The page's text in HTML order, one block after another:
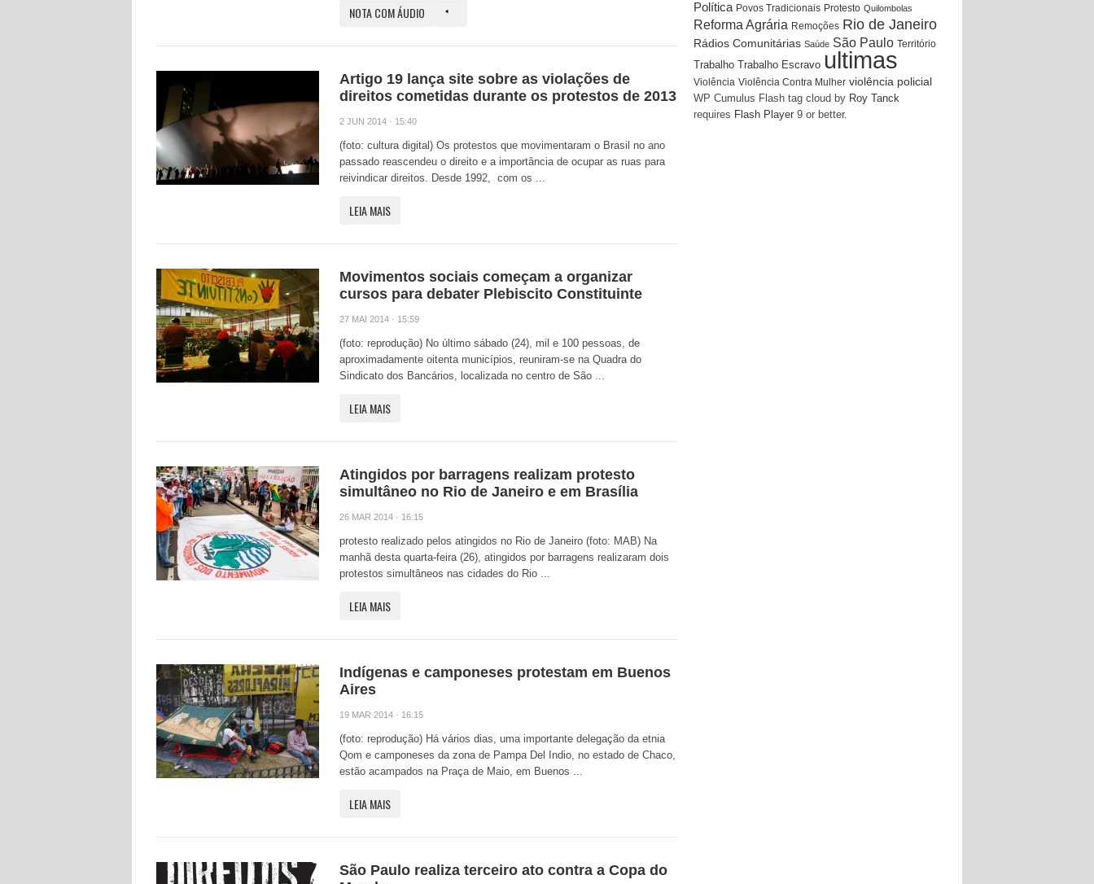
NOTA COM ÁUDIO
Artigo 19 lança site sobre as violações de
direitos cometidas durante os protestos de 2013
2 JUN 2014 · 15:40
(foto: cultura digital) Os protestos que movimentaram o Brasil no ano
passado reascendeu o direito e a importância de ocupar as ruas para
reivindicar direitos. Desde 1992, com os ...
LEIA MAIS
Movimentos sociais começam a organizar
cursos para debater Plebiscito Constituinte
27 MAI 2014 · 15:59
(foto: reprodução) No último sábado (24), mil e 100 pessoas, de
aproximadamente oitenta municípios, reuniram-se na Quadra do
Sindicato dos Bancários, localizada no centro de São ...
LEIA MAIS
Atingidos por barragens realizam protesto
simultâneo no Rio de Janeiro e em Brasília
26 MAR 2014 · 16:15
protesto realizado pelos atingidos no Rio de Janeiro (foto: MAB) Na
manhã desta quarta-feira (26), atingidos por barragens realizaram dois
protestos simultâneos nas cidades do Rio ...
LEIA MAIS
Indígenas e camponeses protestam em Buenos
Aires
19 MAR 2014 · 16:15
(foto: reprodução) Há vários dias, uma importante delegação da etnia
Qom e camponeses da zona de Pampa Del Indio, no estado de Chaco,
estão acampados na Praça de Maio, em Buenos ...
LEIA MAIS
São Paulo realiza terceiro ato contra a Copa do
Política Povos Tradicionais Protesto Quilombolas
Reforma Agrária Remoções Rio de Janeiro
Rádios Comunitárias Saúde São Paulo Território
Trabalho Trabalho Escravo ultimas
Violência Violência Contra Mulher violência policial
WP Cumulus Flash tag cloud by Roy Tanck
requires Flash Player 9 or better.